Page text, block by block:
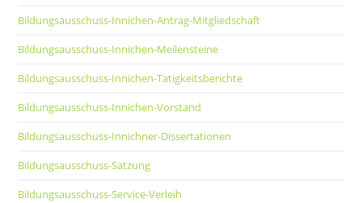
Bildungsausschuss-Innichen-Antrag-Mitgliedschaft
Bildungsausschuss-Innichen-Meilensteine
Bildungsausschuss-Innichen-Tätigkeitsberichte
Bildungsausschuss-Innichen-Vorstand
Bildungsausschuss-Innichner-Dissertationen
Bildungsausschuss-Satzung
Bildungsausschuss-Service-Verleih